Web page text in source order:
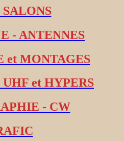
- ANTENNES
et MONTAGES
et HYPERS
- CW